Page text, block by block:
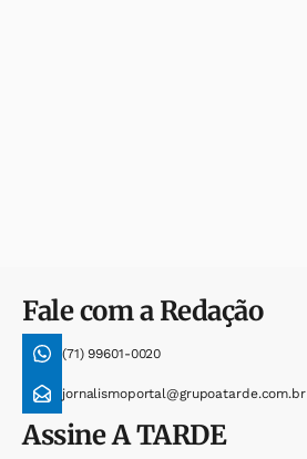
Fale com a Redação
(71) 99601-0020
jornalismoportal@grupoatarde.com.br
AssineA TARDE